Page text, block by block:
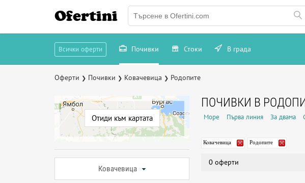
Ofertini
Всички оферти Почивки Стоки В града
Оферти ❯ Почивки ❯ Ковачевица ❯ Родопите
Отиди към картата
Ковачевица
ПОЧИВКИ В
Море Първа линия За двама
Ковачевица Родопите
0 оферти